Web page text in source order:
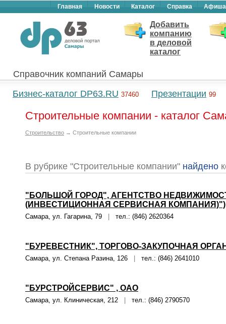
Главная Новости Каталог Справка Афиша
Добавить
компанию
в деловой
каталог
Справочник компаний Самары
Бизнес-каталог DP63.RU 37460 Презентации 99
Строительные компании - каталог
Строительство → Строительные компании
В рубрике "Строительные компании" найдено
"БОЛЬШОЙ ГОРОД", АГЕНТСТВО
(ИНВЕСТИЦИОННАЯ СЕРВИСНАЯ КОМПАНИЯ)")
Самара, ул. Гагарина, 79 тел.: (846) 2620364
"БУРЕВЕСТНИК", ТОРГОВО-ЗАКУПОЧНАЯ
Самара, ул. Степана Разина, 126 тел.: (846) 2641010
"БУРСТРОЙСЕРВИС" , ОАО
Самара, ул. Клиническая, 212 тел.: (846) 2790570